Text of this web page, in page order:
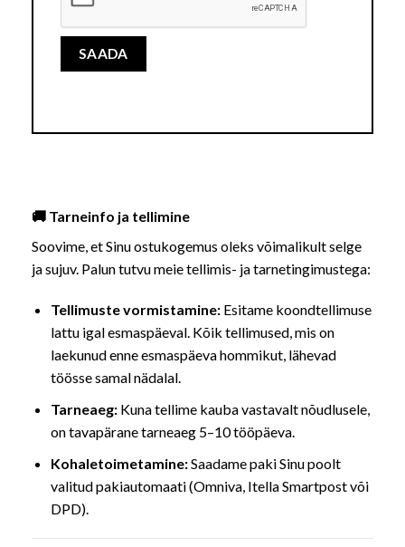
🚚 Tarneinfo ja tellimine
Soovime, et Sinu ostukogemus oleks võimalikult selge
ja sujuv. Palun tutvu meie tellimis- ja tarnetingimustega:
Tellimuste vormistamine:Esitame koondtellimuse
lattu igal esmaspäeval. Kõik tellimused, mis on
laekunud enne esmaspäeva hommikut, lähevad
töösse samal nädalal.
Tarneaeg:Kuna tellime kauba vastavalt nõudlusele,
on tavapärane tarneaeg 5–10 tööpäeva.
Kohaletoimetamine:Saadame paki Sinu poolt
valitud pakiautomaati (Omniva, Itella Smartpost või
DPD).